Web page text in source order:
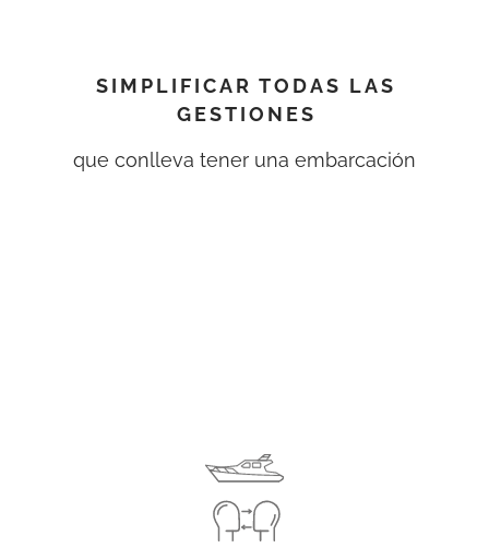
SIMPLIFICAR TODAS LAS
GESTIONES
que conlleva tener una embarcación